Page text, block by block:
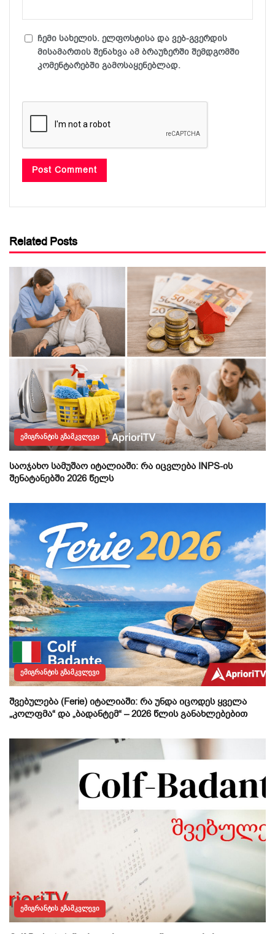
ჩემი სახელის. ელფოსტისა და ვებ-გვერდის
მისამართის შენახვა ამ ბრაუზერში შემდგომში
კომენტარებში გამოსაყენებლად.
Related Posts
ᲔᲛᲘᲒᲠᲐᲜᲢᲘᲡ ᲒᲖᲐᲛᲙᲕᲚᲔᲕᲘ
საოჯახო სამუშაო იტალიაში: რა იცვლება INPS-ის
შენატანებში 2026 წელს
ᲔᲛᲘᲒᲠᲐᲜᲢᲘᲡ ᲒᲖᲐᲛᲙᲕᲚᲔᲕᲘ
შვებულება (Ferie) იტალიაში: რა უნდა იცოდეს ყველა
„კოლფმა“ და „ბადანტემ“ – 2026 წლის განახლებებით
ᲔᲛᲘᲒᲠᲐᲜᲢᲘᲡ ᲒᲖᲐᲛᲙᲕᲚᲔᲕᲘ